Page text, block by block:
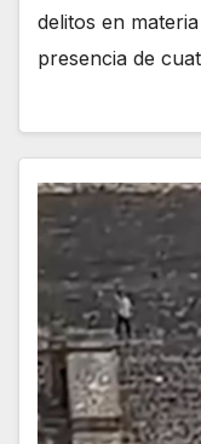
delitos en
presencia de